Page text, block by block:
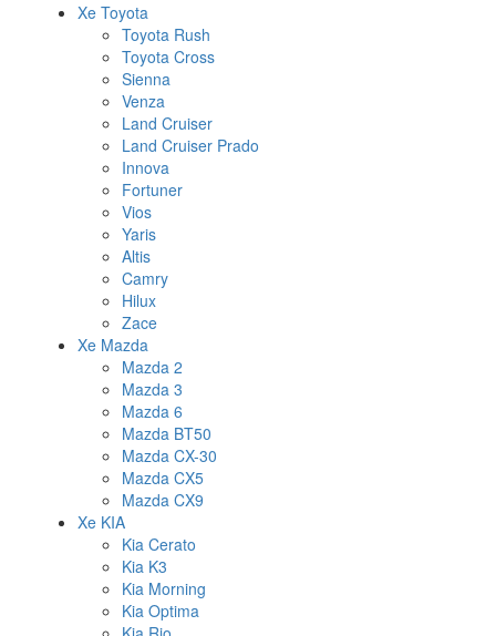
Xe Toyota
Toyota Rush
Toyota Cross
Sienna
Venza
Land Cruiser
Land Cruiser Prado
Innova
Fortuner
Vios
Yaris
Altis
Camry
Hilux
Zace
Xe Mazda
Mazda 2
Mazda 3
Mazda 6
Mazda BT50
Mazda CX-30
Mazda CX5
Mazda CX9
Xe KIA
Kia Cerato
Kia K3
Kia Morning
Kia Optima